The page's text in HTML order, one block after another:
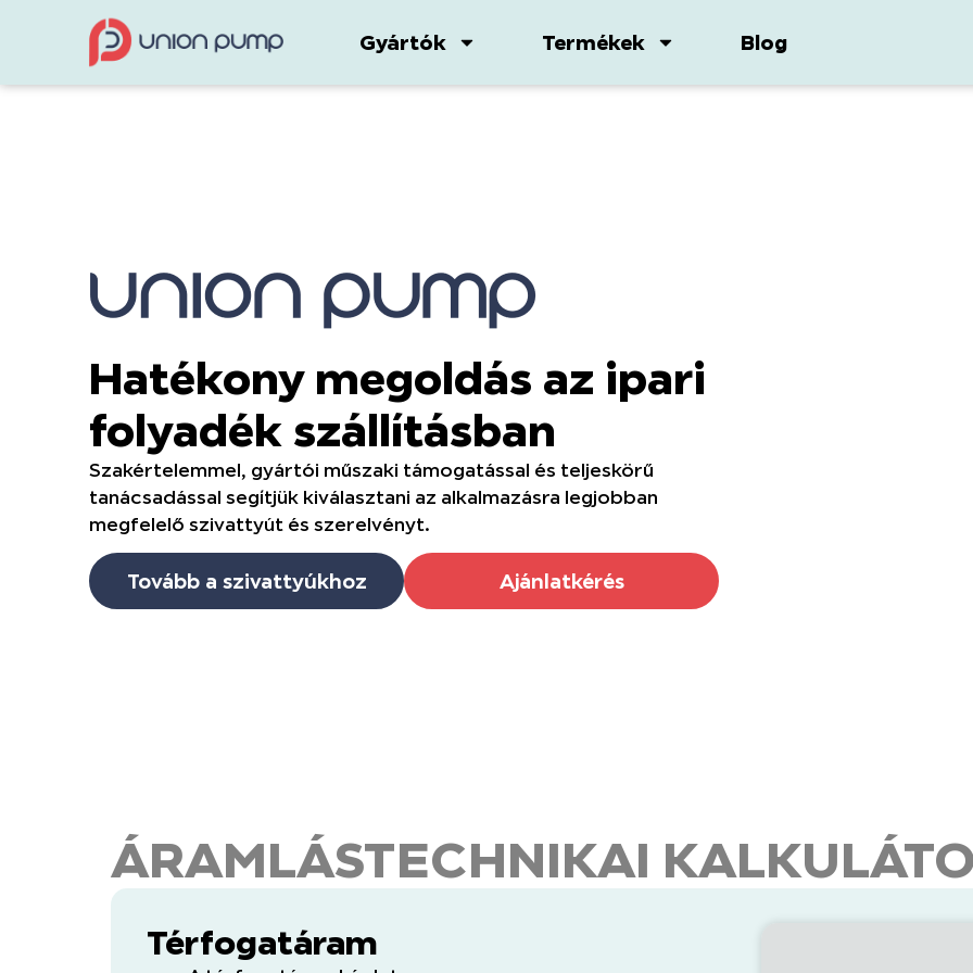
Gyártók Termékek Blog
Hatékony megoldás az ipari
folyadék szállításban
Szakértelemmel, gyártói műszaki támogatással és teljeskörű
tanácsadással segítjük kiválasztani az alkalmazásra legjobban
megfelelő szivattyút és szerelvényt.
Tovább a szivattyúkhoz Ajánlatkérés
ÁRAMLÁSTECHNIKAI
Térfogatáram